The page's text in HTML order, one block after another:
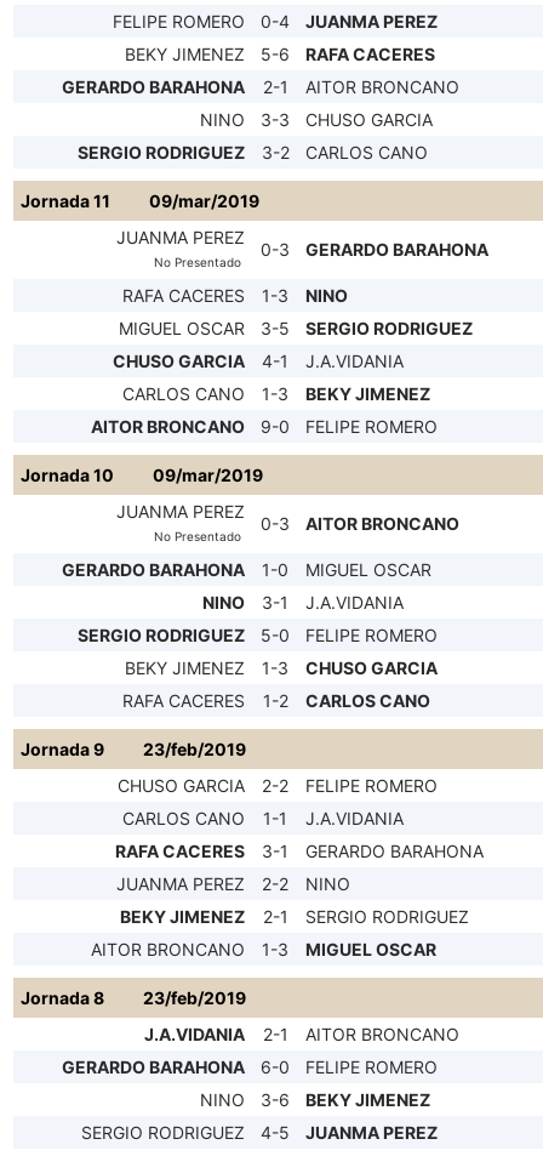
FELIPE ROMERO
0-4
JUANMA PEREZ
BEKY JIMENEZ
5-6
RAFA CACERES
GERARDO BARAHONA
2-1
AITOR BRONCANO
NINO
3-3
CHUSO GARCIA
SERGIO RODRIGUEZ
3-2 CARLOS CANO
Jornada 11
09/mar/2019
JUANMA PEREZ
No Presentado
0-3 GERARDO BARAHONA
RAFA CACERES 1-3
NINO
MIGUEL OSCAR
3-5
SERGIO RODRIGUEZ
CHUSO GARCIA
4-1
J.A.VIDANIA
CARLOS CANO
1-3
BEKY JIMENEZ
AITOR BRONCANO
9-0 FELIPE ROMERO
Jornada 10
09/mar/2019
JUANMA PEREZ
No Presentado
0-3 AITOR BRONCANO
GERARDO BARAHONA 1-0
MIGUEL OSCAR
NINO
3-1
J.A.VIDANIA
SERGIO RODRIGUEZ
5-0
FELIPE ROMERO
BEKY JIMENEZ
1-3
CHUSO GARCIA
RAFA CACERES
1-2 CARLOS CANO
Jornada 9
23/feb/2019
CHUSO GARCIA
2-2
FELIPE ROMERO
CARLOS CANO
1-1
J.A.VIDANIA
RAFA CACERES
3-1
GERARDO BARAHONA
JUANMA PEREZ
2-2
NINO
BEKY JIMENEZ
2-1
SERGIO RODRIGUEZ
AITOR BRONCANO
1-3 MIGUEL OSCAR
Jornada 8
23/feb/2019
J.A.VIDANIA
2-1
AITOR BRONCANO
GERARDO BARAHONA
6-0
FELIPE ROMERO
NINO
3-6
BEKY JIMENEZ
SERGIO RODRIGUEZ
4-5
JUANMA PEREZ